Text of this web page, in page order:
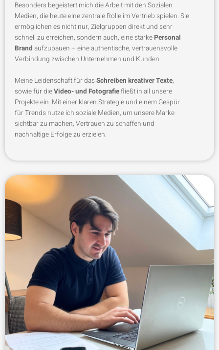
Besonders begeistert mich die Arbeit mit den Sozialen
Medien, die heute eine zentrale Rolle im Vertrieb spielen. Sie
ermöglichen es nicht nur, Zielgruppen direkt und sehr
schnell zu erreichen, sondern auch, eine starke Personal
Brand aufzubauen – eine authentische, vertrauensvolle
Verbindung zwischen Unternehmen und Kunden.
Meine Leidenschaft für das Schreiben kreativer Texte,
sowie für dieVideo- und Fotografiefließt in all unsere
Projekte ein. Mit einer klaren Strategie und einem Gespür
für Trends nutze ich soziale Medien, um unsere Marke
sichtbar zu machen, Vertrauen zu schaffen und
nachhaltige Erfolge zu erzielen.